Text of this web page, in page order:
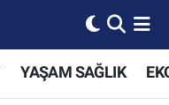
YAŞAM SAĞLIK